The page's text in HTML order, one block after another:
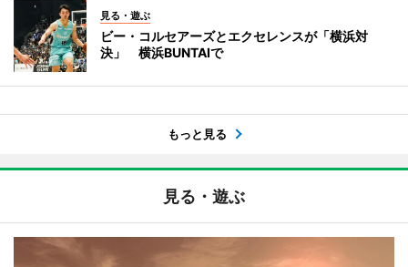
見る・遊ぶ
ビー・コルセアーズとエクセレンスが「横浜対
決」 横浜BUNTAIで
もっと見る
見る・遊ぶ